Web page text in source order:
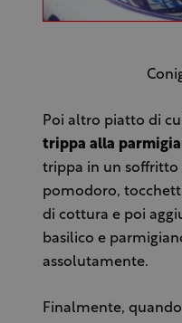
Poi altro piatto di
trippa alla
trippa in un
pomodoro,
di cottura e poi
basilico e
assolutamente.
Finalmente,